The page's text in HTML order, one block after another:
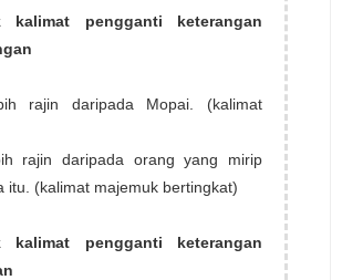
kalimat pengganti keterangan
rajin daripada Mopai. (kalimat
rajin daripada orang yang mirip
itu. (kalimat majemuk bertingkat)
kalimat pengganti keterangan